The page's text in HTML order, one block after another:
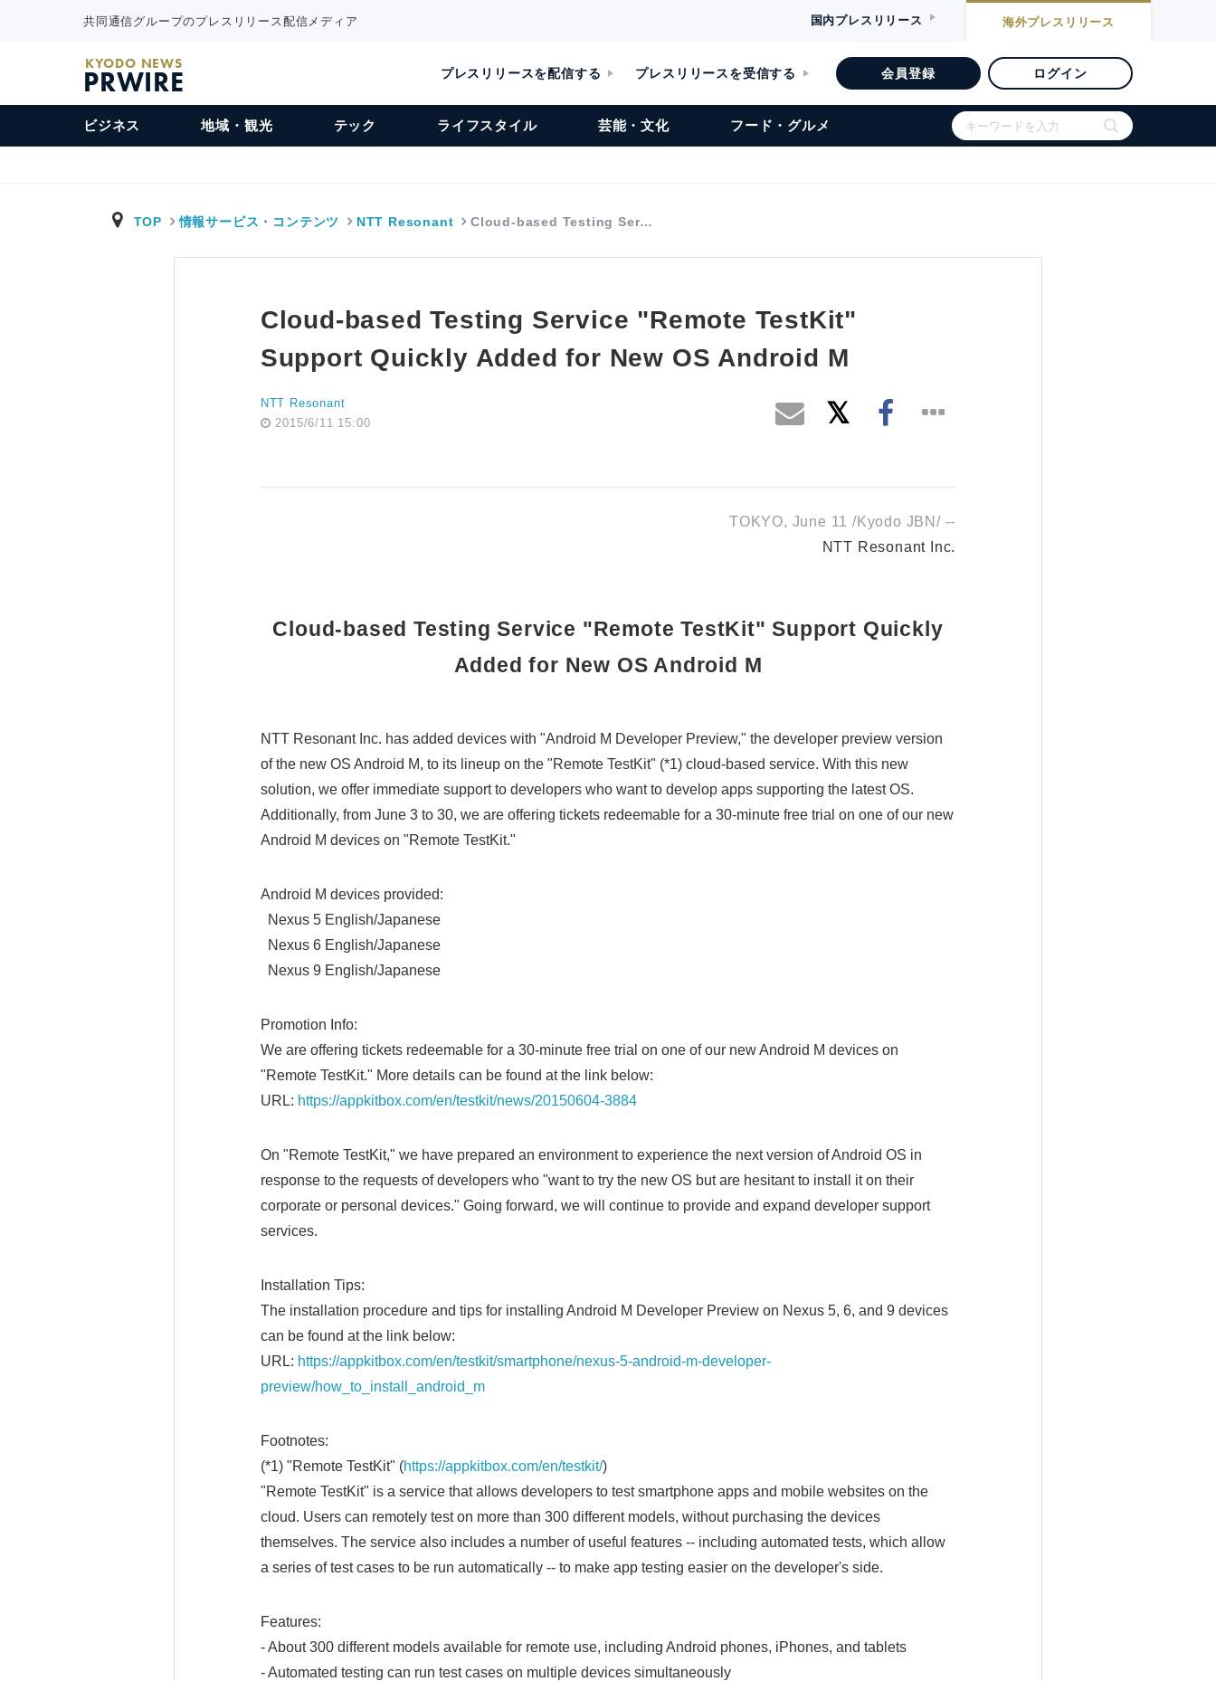
共同通信グループのプレスリリース配信メディア 国内プレスリリース 海外プレスリリース
KYODO NEWS
PRWIRE プレスリリースを配信する プレスリリースを受信する 会員登録 ログイン
ビジネス 地域・観光 テック ライフスタイル 芸能・文化 フード・グルメ
TOP 情報サービス・コンテンツ NTT Resonant Cloud-based Testing Ser…
Cloud-based Testing Service "Remote TestKit"
Support Quickly Added for New OS Android M
NTT Resonant
2015/6/11 15:00
TOKYO, June 11 /Kyodo JBN/ --
NTT Resonant Inc.
Cloud-based Testing Service "Remote TestKit" Support Quickly
Added for New OS Android M
NTT Resonant Inc. has added devices with "Android M Developer Preview," the developer preview version
of the new OS Android M, to its lineup on the "Remote TestKit" (*1) cloud-based service. With this new
solution, we offer immediate support to developers who want to develop apps supporting the latest OS.
Additionally, from June 3 to 30, we are offering tickets redeemable for a 30-minute free trial on one of our new
Android M devices on "Remote TestKit."
Android M devices provided:
Nexus 5 English/Japanese
Nexus 6 English/Japanese
Nexus 9 English/Japanese
Promotion Info:
We are offering tickets redeemable for a 30-minute free trial on one of our new Android M devices on
"Remote TestKit." More details can be found at the link below:
URL: https://appkitbox.com/en/testkit/news/20150604-3884
On "Remote TestKit," we have prepared an environment to experience the next version of Android OS in
response to the requests of developers who "want to try the new OS but are hesitant to install it on their
corporate or personal devices." Going forward, we will continue to provide and expand developer support
services.
Installation Tips:
The installation procedure and tips for installing Android M Developer Preview on Nexus 5, 6, and 9 devices
can be found at the link below:
URL: https://appkitbox.com/en/testkit/smartphone/nexus-5-android-m-developer-
preview/how_to_install_android_m
Footnotes:
(*1) "Remote TestKit" (https://appkitbox.com/en/testkit/)
"Remote TestKit" is a service that allows developers to test smartphone apps and mobile websites on the
cloud. Users can remotely test on more than 300 different models, without purchasing the devices
themselves. The service also includes a number of useful features -- including automated tests, which allow
a series of test cases to be run automatically -- to make app testing easier on the developer's side.
Features:
- About 300 different models available for remote use, including Android phones, iPhones, and tablets
- Automated testing can run test cases on multiple devices simultaneously